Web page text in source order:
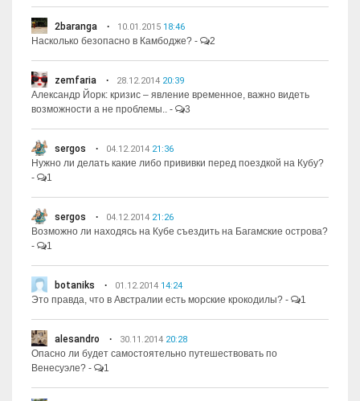
2baranga 10.01.2015 18:46
Насколько безопасно в Камбодже? - 2
zemfaria 28.12.2014 20:39
Александр Йорк: кризис – явление временное, важно видеть
возможности а не проблемы.. - 3
sergos 04.12.2014 21:36
Нужно ли делать какие либо прививки перед поездкой на Кубу?
-
1
sergos 04.12.2014 21:26
Возможно ли находясь на Кубе съездить на Багамские острова?
-
1
botaniks 01.12.2014 14:24
Это правда, что в Австралии есть морские крокодилы? - 1
alesandro 30.11.2014 20:28
Опасно ли будет самостоятельно путешествовать по
Венесуэле? - 1